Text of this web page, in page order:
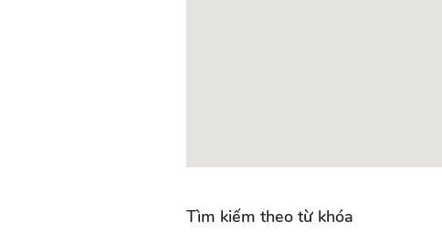
Tìm kiếm theo từ khóa